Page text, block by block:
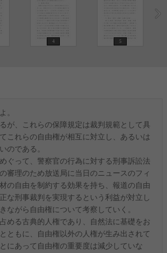
4 5
。
が、これらの保障規定は裁判規範として具
これらの自由権が相互に対立し、あるいは
のである。
ぐって、警察官の行為に対する刑事訴訟法
審理のため放送局に当日のニュースのフィ
の自由を制約する効果を持ち、報道の自由
な刑事裁判を実現するという利益が対立し
ながら自由権について考察していく。
める古典的人権であり、自然法に基礎をお
ともに、自由権以外の人権が生み出されて
にあって自由権の重要度は減少していな